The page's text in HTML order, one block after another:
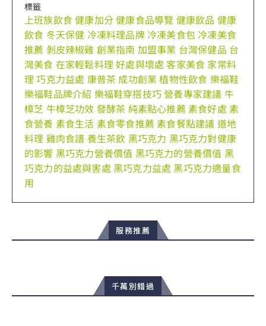
標籤
上班族飲食健康加分健康食品導覽 健康飲品 健康
飲食 冬天保健 冷凍料理品牌 冷凍美食包 冷凍美食
推薦 剝皮辣椒雞 創業指南 加盟事業 台灣保健品 台
灣美食 在家輕鬆料理好處與壞處 客家美食 家常料
理巧克力益處 康普茶 成功創業 植物性飲食 樂福鞋
樂福鞋品牌介紹 樂福鞋穿搭技巧 營養專家建議 牛
樟芝 牛樟芝功效 發酵茶 純素點心推薦 素食好處 素
食營養 素食生活 素食零食推薦 素食餐點建議 道地
料理 雞肉食譜 養生茶飲 黑巧克力 黑巧克力對健康
的影響 黑巧克力營養價值 黑巧克力的營養價值 黑
巧克力的益處與害處 黑巧克力益處 黑巧克力適量食
用
服務推薦
千萬別錯過